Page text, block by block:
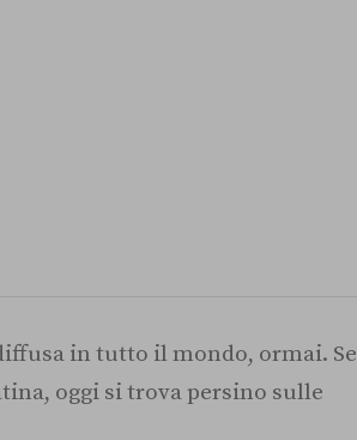
in tutto il mondo, ormai. Se
oggi si trova persino sulle